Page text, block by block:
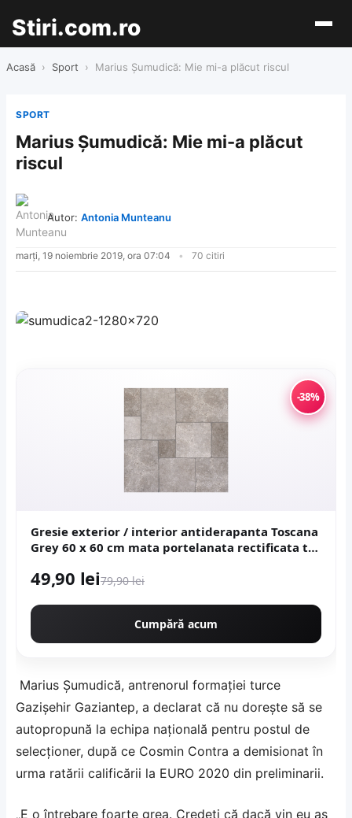
Stiri.com.ro
Acasă › Sport › Marius Șumudică: Mie mi-a plăcut riscul
SPORT
Marius Șumudică: Mie mi-a plăcut
riscul
Autor: Antonia Munteanu
marți, 19 noiembrie 2019, ora 07:04 70 citiri
-38%
Gresie exterior / interior antiderapanta Toscana
Grey 60 x 60 cm mata portelanata rectificata tip
49,90 lei79,90 lei
Cumpără acum
Marius Șumudică, antrenorul formației turce
Gazișehir Gaziantep, a declarat că nu dorește să se
autopropună la echipa națională pentru postul de
selecționer, după ce Cosmin Contra a demisionat în
urma ratării calificării la EURO 2020 din preliminarii.
„E o întrebare foarte grea. Credeţi că dacă vin eu aş